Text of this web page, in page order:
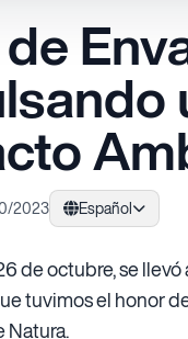
2023 Español
de octubre, se
tuvimos el honor
Natura.